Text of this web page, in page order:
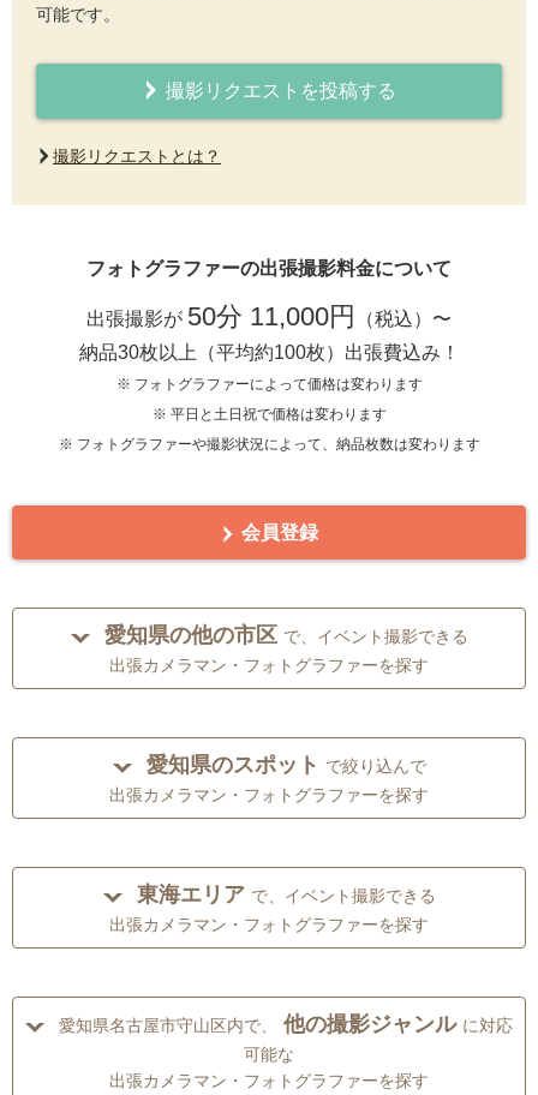
可能です。
撮影リクエストを投稿する
撮影リクエストとは？
フォトグラファーの出張撮影料金について
出張撮影が 50分 11,000円
（税込）〜
納品30枚以上（平均約100枚）出張費込み！
※ フォトグラファーによって価格は変わります
※ 平日と土日祝で価格は変わります
※ フォトグラファーや撮影状況によって、納品枚数は変わります
会員登録
愛知県の他の市区 で、イベント撮影できる
出張カメラマン・フォトグラファーを探す
愛知県のスポット で絞り込んで
出張カメラマン・フォトグラファーを探す
東海エリア で、イベント撮影できる
出張カメラマン・フォトグラファーを探す
愛知県名古屋市守山区内で、 他の撮影ジャンル に対応
可能な
出張カメラマン・フォトグラファーを探す